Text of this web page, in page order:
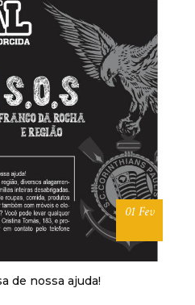
01 Fev
de nossa ajuda!